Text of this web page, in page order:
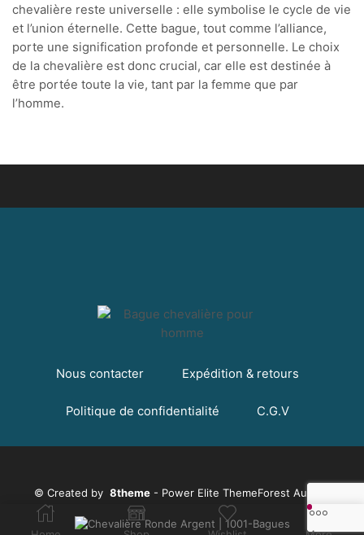
chevalière reste universelle : elle symbolise le cycle de vie
et l’union éternelle. Cette bague, tout comme l’alliance,
porte une signification profonde et personnelle. Le choix
de la chevalière est donc crucial, car elle est destinée à
être portée toute la vie, tant par la femme que par
l’homme.
Nous contacter Expédition & retours
Politique de confidentialité C.G.V
© Created by 8theme- Power Elite ThemeForest Author.